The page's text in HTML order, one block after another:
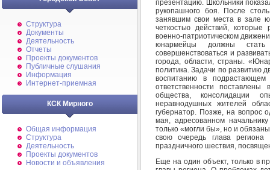
Структура
Документы
Деятельность
Отчеты
Проекты документов
Публичные слушания
Информация
Интернет-приемная
КСК Мирного
Общая информация
Структура
Деятельность
Проекты документов
Новости и объявления
презентацию. Школьники
рукопашного боя. После
занявшим свои места в зале
четкостью действий,
военно-патриотическом
юнармейцы должны
совершенствоваться и
города, области, страны.
политика. Задачи по развитию
воспитанию в подрастающем
ответственности
общества, консолидации
неравнодушных жителей
губернатор. Позже, на вопрос
мая, адресованном
только «могли бы», но и
свою очередь глава
праздничного шествия,
Еще на один объект, только в